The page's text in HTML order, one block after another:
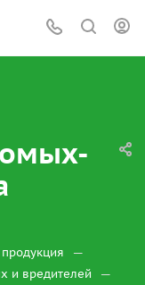
—
и вредителей —